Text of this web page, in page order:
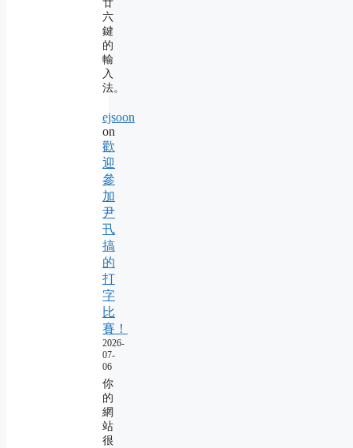
廿
六
鍵
的
輸
入
法。
ejsoon
on
歡
迎
參
加
尹
卂
搞
的
打
字
比
賽！
2026-
07-
06
你
的
網
站
很